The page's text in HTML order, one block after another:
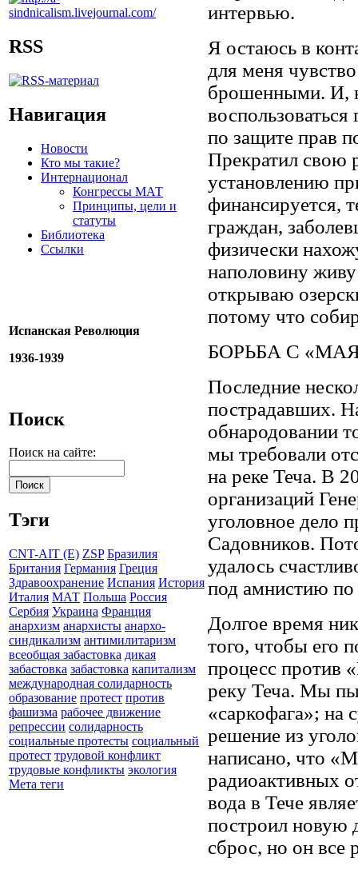
RSS
Навигация
Новости
Кто мы такие?
Интернационал
Конгрессы МАТ
Принципы, цели и
статуты
Библиотека
Ссылки
Испанская Революция
1936-1939
Поиск
Поиск на сайте:
Тэги
CNT-AIT (E) ZSP Бразилия
Британия Германия Греция
Здравоохранение Испания История
Италия МАТ Польша Россия
Сербия Украина Франция
анархизм анархисты анархо-
синдикализм антимилитаризм
всеобщая забастовка дикая
забастовка забастовка капитализм
международная солидарность
образование протест против
фашизма рабочее движение
репрессии солидарность
социальные протесты социальный
протест трудовой конфликт
трудовые конфликты экология
Мета теги
интервью.
Я остаюсь в
для меня
брошенными. И,
воспользоваться
по защите прав
Прекратил свою
установлению
финансируется,
граждан,
физически
наполовину
открываю
потому что
БОРЬБА С
Последние
пострадавших.
обнародовании
мы требовали
на реке Теча. В
организаций
уголовное дело
Садовников.
удалось
под амнистию по
Долгое время
того, чтобы его
процесс против
реку Теча. Мы
«саркофага»; на
решение из
написано, что
радиоактивных
вода в Тече
построил новую
сброс, но он все